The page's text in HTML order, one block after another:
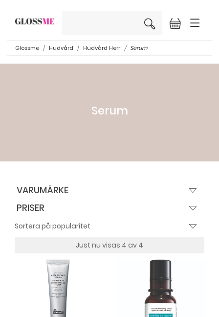
×
Glossme Hudvård Hudvård Herr Serum
Serum
VARUMÄRKE
PRISER
Just nu visas 4 av 4